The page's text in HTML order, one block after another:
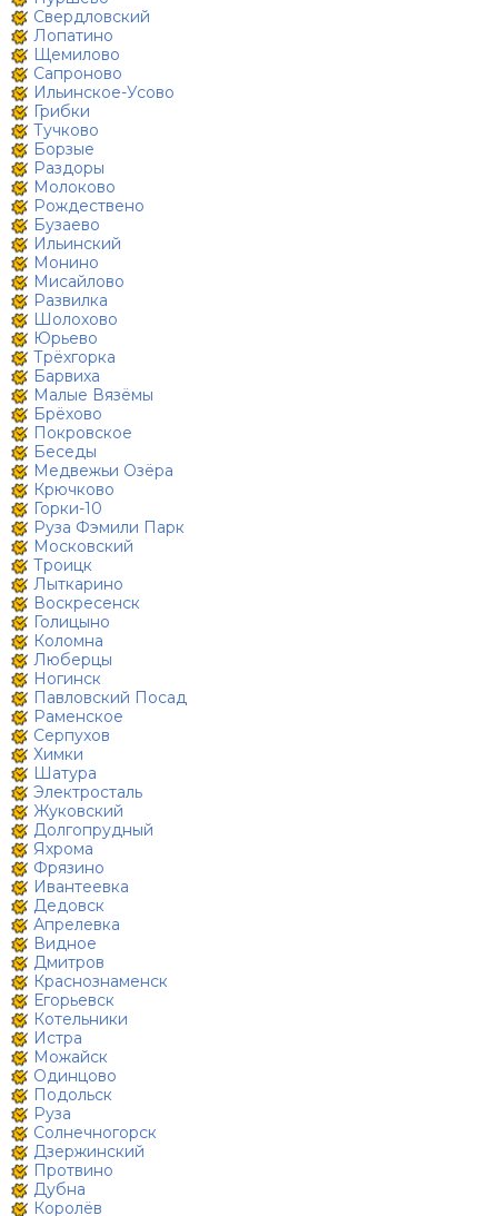
Свердловский
Лопатино
Щемилово
Сапроново
Ильинское-Усово
Грибки
Тучково
Борзые
Раздоры
Молоково
Рождествено
Бузаево
Ильинский
Монино
Мисайлово
Развилка
Шолохово
Юрьево
Трёхгорка
Барвиха
Малые Вязёмы
Брёхово
Покровское
Беседы
Медвежьи Озёра
Крючково
Горки-10
Руза Фэмили Парк
Московский
Троицк
Лыткарино
Воскресенск
Голицыно
Коломна
Люберцы
Ногинск
Павловский Посад
Раменское
Серпухов
Химки
Шатура
Электросталь
Жуковский
Долгопрудный
Яхрома
Фрязино
Ивантеевка
Дедовск
Апрелевка
Видное
Дмитров
Краснознаменск
Егорьевск
Котельники
Истра
Можайск
Одинцово
Подольск
Руза
Солнечногорск
Дзержинский
Протвино
Дубна
Королёв